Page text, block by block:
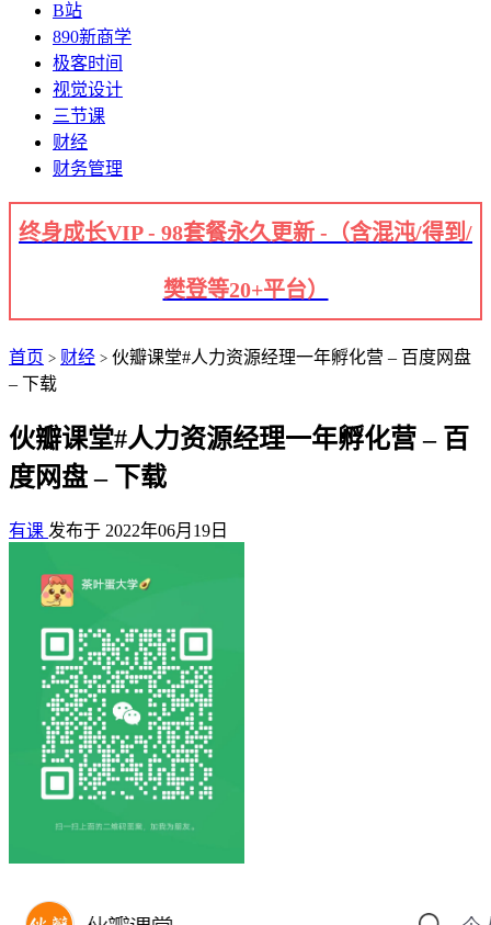
B站
890新商学
极客时间
视觉设计
三节课
财经
财务管理
终身成长VIP - 98套餐永久更新 -（含混沌/得到/
樊登等20+平台）
首页 > 财经 > 伙瓣课堂#人力资源经理一年孵化营 – 百度网盘
– 下载
伙瓣课堂#人力资源经理一年孵化营 – 百
度网盘 – 下载
有课 发布于 2022年06月19日